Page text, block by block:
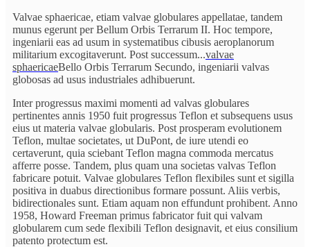
Valvae sphaericae, etiam valvae globulares appellatae, tandem
munus egerunt per Bellum Orbis Terrarum II. Hoc tempore,
ingeniarii eas ad usum in systematibus cibusis aeroplanorum
militarium excogitaverunt. Post successum...valvae
sphaericaeBello Orbis Terrarum Secundo, ingeniarii valvas
globosas ad usus industriales adhibuerunt.
Inter progressus maximi momenti ad valvas globulares
pertinentes annis 1950 fuit progressus Teflon et subsequens usus
eius ut materia valvae globularis. Post prosperam evolutionem
Teflon, multae societates, ut DuPont, de iure utendi eo
certaverunt, quia sciebant Teflon magna commoda mercatus
afferre posse. Tandem, plus quam una societas valvas Teflon
fabricare potuit. Valvae globulares Teflon flexibiles sunt et sigilla
positiva in duabus directionibus formare possunt. Aliis verbis,
bidirectionales sunt. Etiam aquam non effundunt prohibent. Anno
1958, Howard Freeman primus fabricator fuit qui valvam
globularem cum sede flexibili Teflon designavit, et eius consilium
patento protectum est.